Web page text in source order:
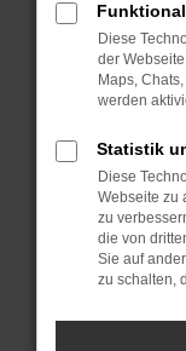
Starte
Das kann
Probleme
sind.
Veraltete
führen,
unterstützt
Wende
Wenn du
Funktional
Diese
der
Maps,
werden
Statistik
Diese
Webseite zu
zu
die von
Sie auf
zu schalten,